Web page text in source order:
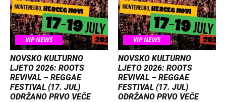
VIP NEWS
NOVSKO KULTURNO
LJETO 2026: ROOTS
REVIVAL – REGGAE
FESTIVAL (17. JUL)
ODRŽANO PRVO VEČE
VIP NEWS
NOVSKO KULTURNO
LJETO 2026: ROOTS
REVIVAL – REGGAE
FESTIVAL (17. JUL)
ODRŽANO PRVO VEČE